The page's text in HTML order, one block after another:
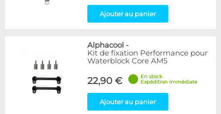
Ajouter au panier
Alphacool -
Kit de fixation Performance pour
Waterblock Core AM5
22,90 €
En stock
Expédition immédiate
Ajouter au panier